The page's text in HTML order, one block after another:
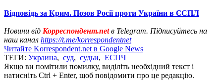
Відповідь за Крим. Позов Росії проти України в ЄСПЛ
Новини від Корреспондент.netв Telegram. Підписуйтесь на
наш канал https://t.me/korrespondentnet
Читайте Korrespondent.net в Google News
ТЕГИ: Украина, суд, судьи, ЕСПЧ
Якщо ви помітили помилку, виділіть необхідний текст і
натисніть Ctrl + Enter, щоб повідомити про це редакцію.